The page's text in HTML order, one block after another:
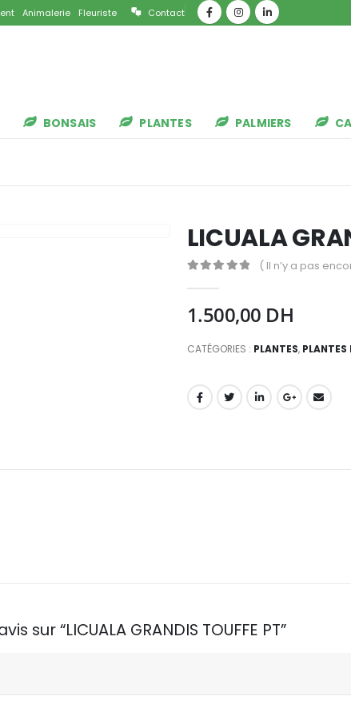
Animalerie Fleuriste Contact
BONSAIS PLANTES PALMIERS
LICUALA
( Il n’y a pas
1.500,00 DH
CATÉGORIES : PLANTES, PLANTES
“LICUALA GRANDIS TOUFFE PT”